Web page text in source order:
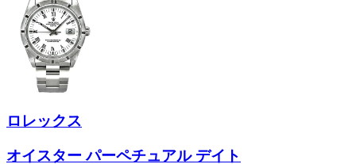
ロレックス
オイスター パーペチュアル デイト